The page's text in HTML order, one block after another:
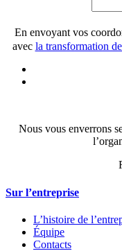
En envoyant vos
avec la transformation
Nous vous enverrons
Sur l’entreprise
L’histoire de
Équipe
Contacts